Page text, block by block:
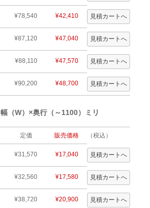
¥78,540 ¥42,410
¥87,120 ¥47,040
¥88,110 ¥47,570
¥90,200 ¥48,700
幅（W）×奥行（～1100）ミリ
定価 販売価格 （税込）
¥31,570 ¥17,040
¥32,560 ¥17,580
¥38,720 ¥20,900